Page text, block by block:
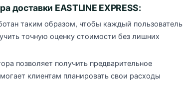
доставки EASTLINE EXPRESS:
таким образом, чтобы каждый пользователь
точную оценку стоимости без лишних
позволяет получить предварительное
клиентам планировать свои расходы